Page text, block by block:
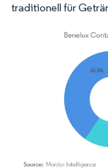
traditionell für